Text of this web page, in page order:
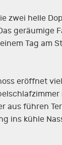
zwei helle
geräumige
Tag am
eröffnet
aus führen
ins kühle